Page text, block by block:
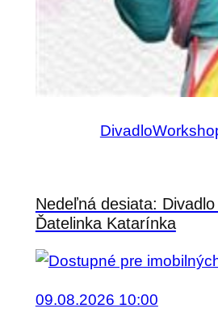
Divadlo
Nedeľná desiata:
Ďatelinka Katarínka
09.08.2026 10:00